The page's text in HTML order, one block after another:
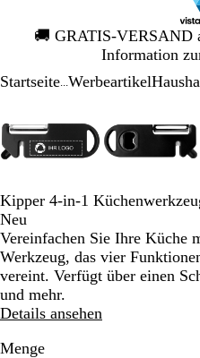
🚚 GRATIS-VERSAND
Information
Galeriebild
1
Startseite Werbeartikel
Minimum
Vergrößern
die
Tasten
und
zum
Zoomen
und
die
Pfeiltasten
zum
die
Tasten
und
zum
Zoomen
und
von
4
Kipper 4-in-1
Neu
Vereinfachen Sie Ihre Küche
Werkzeug, das vier
vereint. Verfügt über einen
und mehr.
Details ansehen
Menge